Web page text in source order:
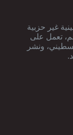
غير حزبية
بيت لحم، تعمل على
ونشر